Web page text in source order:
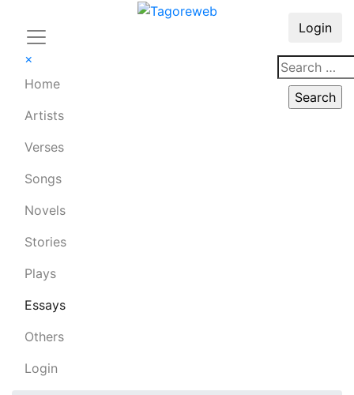
×
Home
Artists
Verses
Songs
Novels
Stories
Plays
Essays
Others
Login
Login